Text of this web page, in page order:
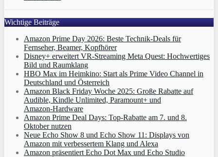
Wichtige Beiträge
Amazon Prime Day 2026: Beste Technik-Deals für
Fernseher, Beamer, Kopfhörer
Disney+ erweitert VR‑Streaming Meta Quest: Hochwertiges
Bild und Raumklang
HBO Max im Heimkino: Start als Prime Video Channel in
Deutschland und Österreich
Amazon Black Friday Woche 2025: Große Rabatte auf
Audible, Kindle Unlimited, Paramount+ und
Amazon‑Hardware
Amazon Prime Deal Days: Top-Rabatte am 7. und 8.
Oktober nutzen
Neue Echo Show 8 und Echo Show 11: Displays von
Amazon mit verbessertem Klang und Alexa
Amazon präsentiert Echo Dot Max und Echo Studio